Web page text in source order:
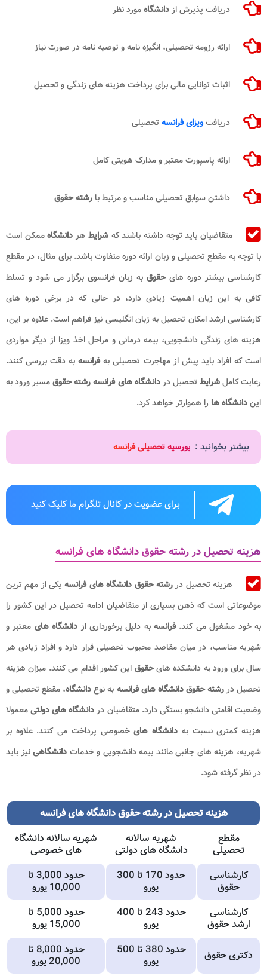
دریافت پذیرش ازدانشگاهمورد نظر
ارائه رزومه تحصیلی، انگیزه نامه و توصیه نامه در صورت نیاز
اثبات توانایی مالی برای پرداخت هزینه های زندگی و تحصیل
دریافتویزای فرانسه تحصیلی
ارائه پاسپورت معتبر و مدارک هویتی کامل
داشتن سوابق تحصیلی مناسب و مرتبط با رشته حقوق
متقاضیان باید توجه داشته باشند کهشرایط هر دانشگاهممکن است
با توجه به مقطع تحصیلی و زبان ارائه دوره متفاوت باشد. برای مثال، در مقطع
کارشناسی بیشتر دوره هایحقوق به زبان فرانسوی برگزار می شود و تسلط
کافی به این زبان اهمیت زیادی دارد، در حالی که در برخی دوره های
کارشناسی ارشد امکان تحصیل به زبان انگلیسی نیز فراهم است. علاوه بر این،
هزینه های زندگی دانشجویی، بیمه درمانی و مراحل اخذ ویزا از دیگر مواردی
است که افراد باید پیش از مهاجرت تحصیلی بهفرانسه به دقت بررسی کنند.
رعایت کاملشرایط تحصیل دردانشگاه های فرانسه رشته حقوقمسیر ورود به
ایندانشگاه ها را هموارتر خواهد کرد.
بیشتر بخوانید : بورسیه تحصیلی فرانسه
برای عضویت در کانال تلگرام ما کلیک کنید
هزینه تحصیل در رشته حقوق دانشگاه های فرانسه
هزینه تحصیل دررشته حقوق دانشگاه های فرانسه یکی از مهم ترین
موضوعاتی است که ذهن بسیاری از متقاضیان ادامه تحصیل در این کشور را
به خود مشغول می کند.فرانسهبه دلیل برخورداری از دانشگاه های معتبر و
شهریه مناسب، در میان مقاصد محبوب تحصیلی قرار دارد و افراد زیادی هر
سال برای ورود به دانشکده هایحقوق این کشور اقدام می کنند. میزان هزینه
تحصیل دررشته حقوق دانشگاه های فرانسه به نوعدانشگاه، مقطع تحصیلی و
وضعیت اقامتی دانشجو بستگی دارد. متقاضیان دردانشگاه هایدولتیمعمولا
هزینه کمتری نسبت به دانشگاه هایخصوصی پرداخت می کنند. علاوه بر
شهریه، هزینه های جانبی مانند بیمه دانشجویی و خدمات دانشگاهینیز باید
در نظر گرفته شود.
هزینه تحصیل در رشته حقوق دانشگاه های فرانسه
مقطع
تحصیلی
شهریه سالانه
دانشگاه های دولتی
شهریه سالانه دانشگاه
های خصوصی
کارشناسی
حقوق
حدود 170 تا 300
یورو
حدود 3,000 تا
10,000 یورو
کارشناسی
ارشد حقوق
حدود 243 تا 400
یورو
حدود 5,000 تا
15,000 یورو
دکتری حقوق
حدود 380 تا 500
یورو
حدود 8,000 تا
20,000 یورو